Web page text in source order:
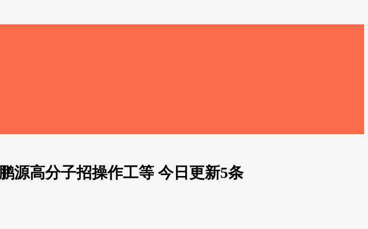
源高分子招操作工等 今日更新5条